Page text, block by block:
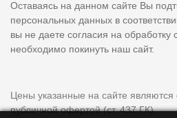
Оставаясь на данном сайте Вы
персональных данных в
вы не даете согласия на
необходимо покинуть наш сайт.
Цены указанные на сайте
публичной офертой (ст. 437 ГК).